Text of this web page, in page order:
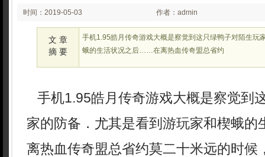
时间：2019-05-03
00:05
作者：admin
文 章
摘 要
手机1.95皓月传奇游戏大概是察觉到这只绿鸭子对陌生玩
蛾的生活状况之后……在离热血传奇盟总省约
手机1.95皓月传奇游戏大概是察觉到
家的防备．尤其是看到游玩家和楔蛾
离热血传奇盟总省约莫二十米远的时候